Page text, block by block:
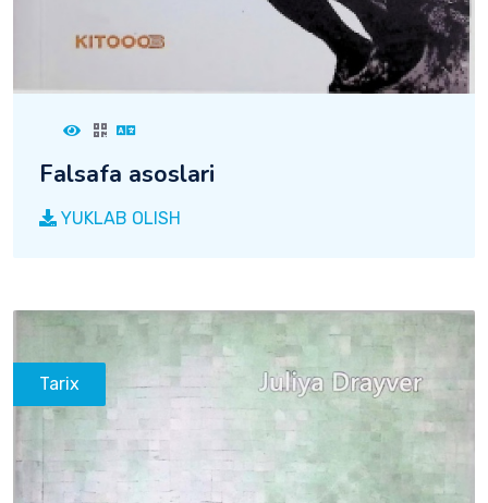
Falsafa asoslari
YUKLAB OLISH
Tarix